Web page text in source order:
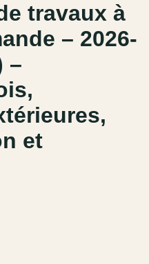
travaux à
– 2026-
–
et